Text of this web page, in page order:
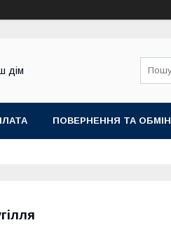
дім
ПОВЕРНЕННЯ ТА ОБМІН